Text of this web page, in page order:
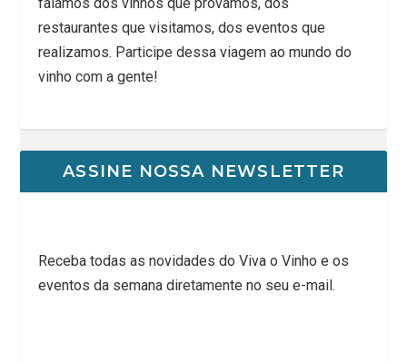
falamos dos vinhos que provamos, dos
restaurantes que visitamos, dos eventos que
realizamos. Participe dessa viagem ao mundo do
vinho com a gente!
ASSINE NOSSA NEWSLETTER
Receba todas as novidades do Viva o Vinho e os
eventos da semana diretamente no seu e-mail.